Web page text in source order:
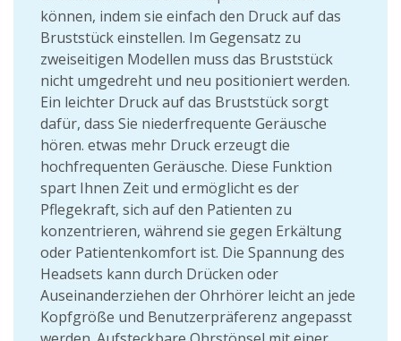
können, indem sie einfach den Druck auf das
Bruststück einstellen. Im Gegensatz zu
zweiseitigen Modellen muss das Bruststück
nicht umgedreht und neu positioniert werden.
Ein leichter Druck auf das Bruststück sorgt
dafür, dass Sie niederfrequente Geräusche
hören. etwas mehr Druck erzeugt die
hochfrequenten Geräusche. Diese Funktion
spart Ihnen Zeit und ermöglicht es der
Pflegekraft, sich auf den Patienten zu
konzentrieren, während sie gegen Erkältung
oder Patientenkomfort ist. Die Spannung des
Headsets kann durch Drücken oder
Auseinanderziehen der Ohrhörer leicht an jede
Kopfgröße und Benutzerpräferenz angepasst